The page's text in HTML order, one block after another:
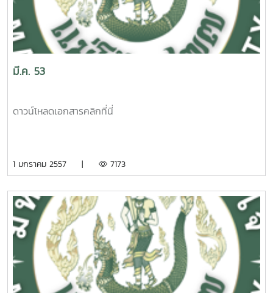
มี.ค. 53
ดาวน์โหลดเอกสารคลิกที่นี่
1 มกราคม 2557 | 7173